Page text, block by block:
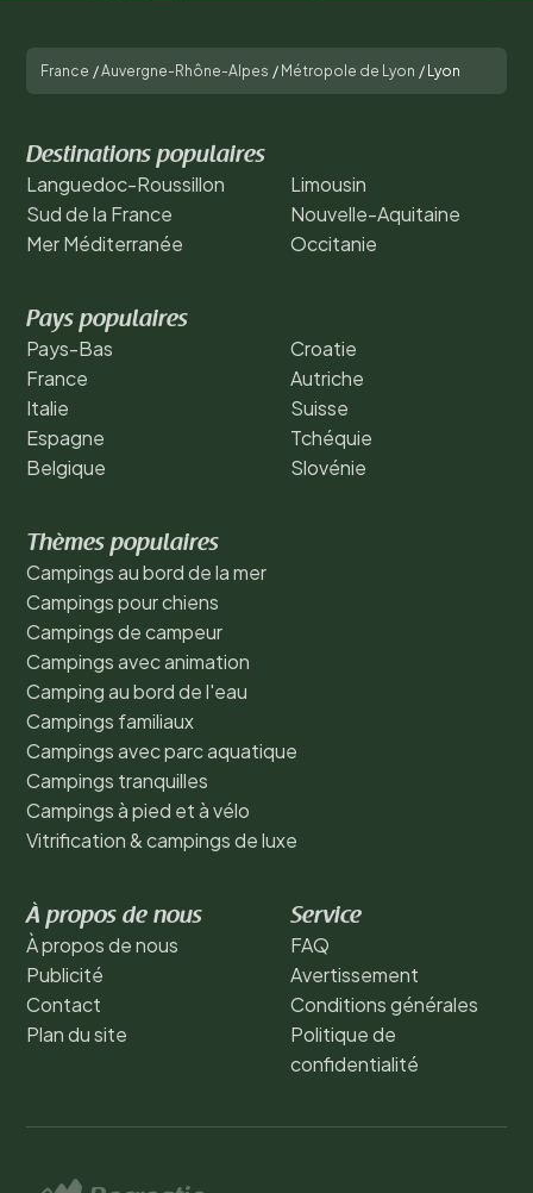
France /Auvergne-Rhône-Alpes / Métropole de Lyon / Lyon
Destinations populaires
Languedoc-Roussillon
Sud de la France
Mer Méditerranée
Limousin
Nouvelle-Aquitaine
Occitanie
Pays populaires
Pays-Bas
France
Italie
Espagne
Belgique
Croatie
Autriche
Suisse
Tchéquie
Slovénie
Thèmes populaires
Campings au bord de la mer
Campings pour chiens
Campings de campeur
Campings avec animation
Camping au bord de l'eau
Campings familiaux
Campings avec parc aquatique
Campings tranquilles
Campings à pied et à vélo
Vitrification & campings de luxe
À propos de nous
À propos de nous
Publicité
Contact
Plan du site
Service
FAQ
Avertissement
Conditions générales
Politique de
confidentialité